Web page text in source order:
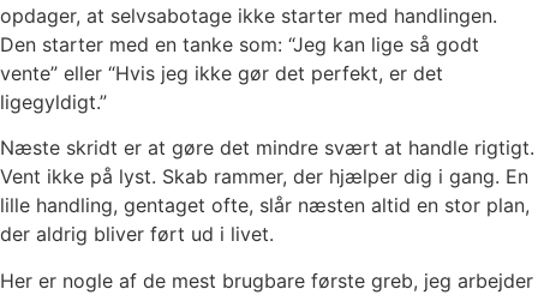
opdager, at selvsabotage ikke starter med handlingen.
Den starter med en tanke som: “Jeg kan lige så godt
vente” eller “Hvis jeg ikke gør det perfekt, er det
ligegyldigt.”
Næste skridt er at gøre det mindre svært at handle rigtigt.
Vent ikke på lyst. Skab rammer, der hjælper dig i gang. En
lille handling, gentaget ofte, slår næsten altid en stor plan,
der aldrig bliver ført ud i livet.
Her er nogle af de mest brugbare første greb, jeg arbejder